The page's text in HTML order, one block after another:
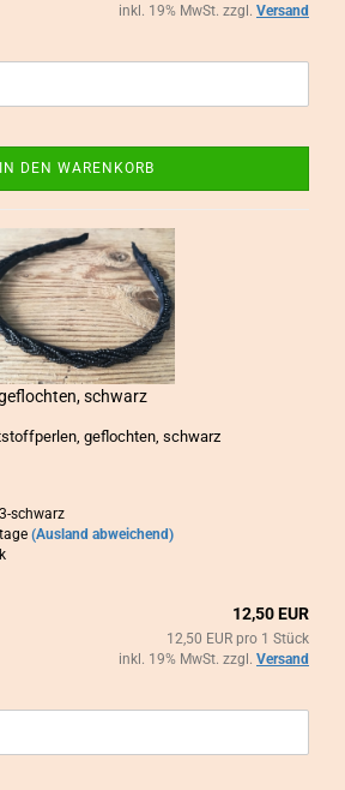
inkl. 19% MwSt. zzgl. Versand
IN DEN WARENKORB
schwarz
ge­floch­ten, schwarz
schwarz
(Ausland abweichend)
12,50 EUR
12,50 EUR pro 1 Stück
inkl. 19% MwSt. zzgl. Versand